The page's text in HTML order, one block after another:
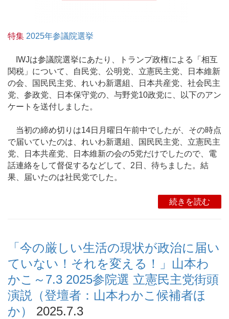
特集 2025年参議院選挙
IWJは参議院選挙にあたり、トランプ政権による「相互
関税」について、自民党、公明党、立憲民主党、日本維新
の会、国民民主党、れいわ新選組、日本共産党、社会民主
党、参政党、日本保守党の、与野党10政党に、以下のアン
ケートを送付しました。
当初の締め切りは14日月曜日午前中でしたが、その時点
で届いていたのは、れいわ新選組、国民民主党、立憲民主
党、日本共産党、日本維新の会の5党だけでしたので、電
話連絡をして督促するなどして、2日、待ちました。結
果、届いたのは社民党でした。
続きを読む
「今の厳しい生活の現状が政治に届い
ていない！それを変える！」山本わ
かこ～7.3 2025参院選 立憲民主党街頭
演説（登壇者：山本わかこ候補者ほ
か）
2025.7.3